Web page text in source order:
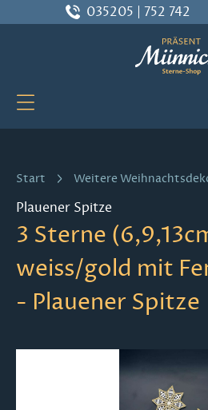
Zum Hauptinhalt springen
035205 | 752 742
Start Weitere
Plauener Spitze
3 Sterne
weiss/gold mit
- Plauener Spitze